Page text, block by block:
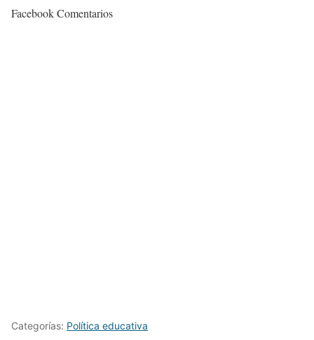
Facebook Comentarios
Categorías: Política educativa